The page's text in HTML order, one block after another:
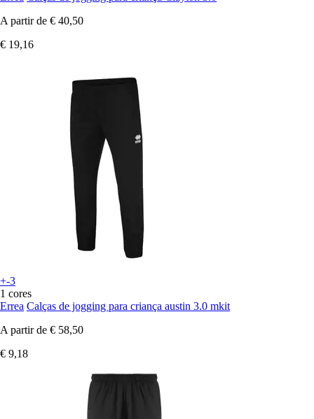
A partir de € 40,50
€ 19,16
+-3
1 cores
Errea Calças de jogging para criança austin 3.0 mkit
A partir de € 58,50
€ 9,18